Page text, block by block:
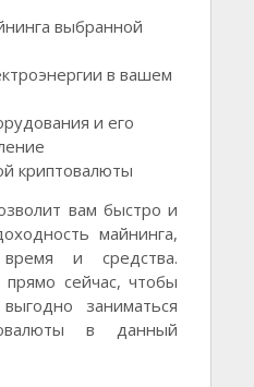
выбранной
в вашем
и его
криптовалюты
вам быстро и
майнинга,
и средства.
прямо сейчас, чтобы
заниматься
в данный